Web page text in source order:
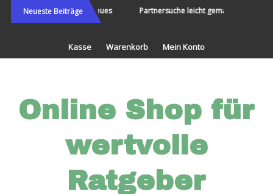
Direkt
zum
Neueste Beiträge
Die Welt bereisen und Neues Partnersuche leicht gemacht
Kasse Warenkorb Mein Konto
Online Shop für
wertvolle
Ratgeber